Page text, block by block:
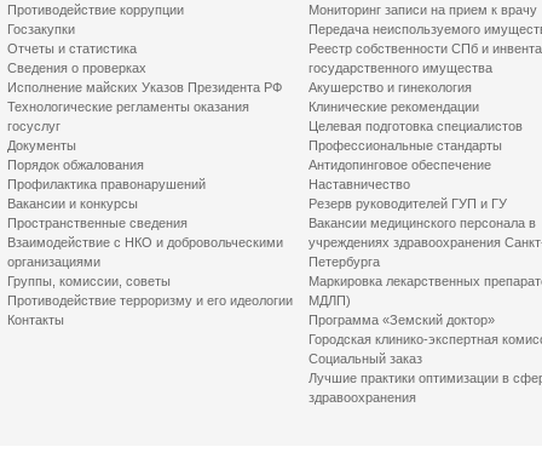
Противодействие коррупции
Госзакупки
Отчеты и статистика
Сведения о проверках
Исполнение майских Указов Президента РФ
Технологические регламенты оказания
госуслуг
Документы
Порядок обжалования
Профилактика правонарушений
Вакансии и конкурсы
Пространственные сведения
Взаимодействие с НКО и добровольческими
организациями
Группы, комиссии, советы
Противодействие терроризму и его идеологии
Контакты
Мониторинг записи на прием к врачу
Передача неиспользуемого
Реестр собственности СПб и
государственного имущества
Акушерство и гинекология
Клинические рекомендации
Целевая подготовка специалистов
Профессиональные стандарты
Антидопинговое обеспечение
Наставничество
Резерв руководителей ГУП и ГУ
Вакансии медицинского персонала в
учреждениях здравоохранения
Петербурга
Маркировка лекарственных
МДЛП)
Программа «Земский доктор»
Городская клинико-экспертная
Социальный заказ
Лучшие практики оптимизации в
здравоохранения